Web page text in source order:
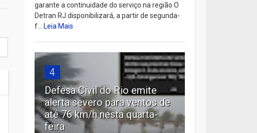
garante a continuidade do serviço na região O
Detran RJ disponibilizará, a partir de segunda-
f...Leia Mais
4
Defesa Civil do Rio emite
alerta severo para ventos de
até 76 km/h nesta quarta-
feira